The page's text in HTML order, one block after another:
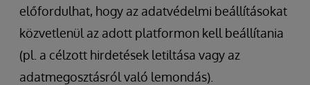
előfordulhat, hogy az adatvédelmi beállításokat
közvetlenül az adott platformon kell beállítania
(pl. a célzott hirdetések letiltása vagy az
adatmegosztásról való lemondás).